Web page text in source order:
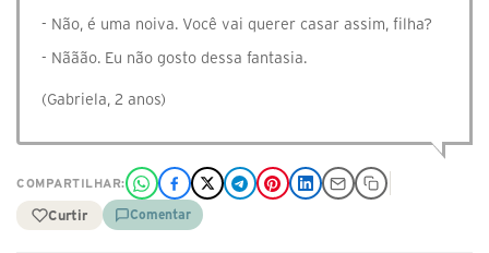
- Não, é uma noiva. Você vai querer casar assim, filha?
- Nããão. Eu não gosto dessa fantasia.
(Gabriela, 2 anos)
COMPARTILHAR:
Curtir Comentar